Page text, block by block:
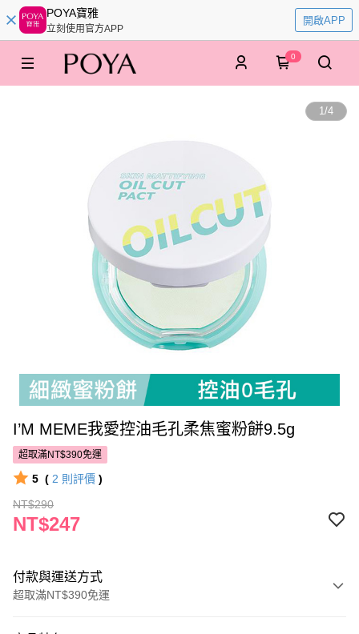
POYA寶雅
立刻使用官方APP
開啟APP
0
1/4
I’M MEME我愛控油毛孔柔焦蜜粉餅9.5g
超取滿NT$390免運
5 ( 2 則評價 )
NT$290
NT$247
付款與運送方式
超取滿NT$390免運